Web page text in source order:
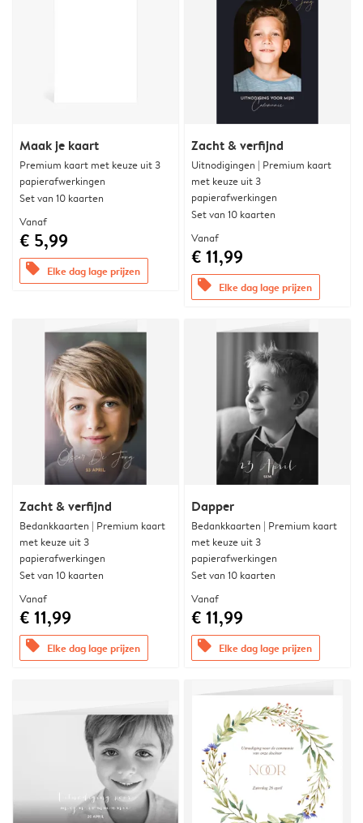
Maak je kaart
Premium kaart met keuze uit 3
papierafwerkingen
Set van 10 kaarten
Vanaf
€ 5,99
offers Elke dag lage prijzen
Zacht & verfijnd
Uitnodigingen | Premium kaart
met keuze uit 3
papierafwerkingen
Set van 10 kaarten
Vanaf
€ 11,99
offers Elke dag lage prijzen
Zacht & verfijnd
Bedankkaarten | Premium kaart
met keuze uit 3
papierafwerkingen
Set van 10 kaarten
Vanaf
€ 11,99
offers Elke dag lage prijzen
Dapper
Bedankkaarten | Premium kaart
met keuze uit 3
papierafwerkingen
Set van 10 kaarten
Vanaf
€ 11,99
offers Elke dag lage prijzen